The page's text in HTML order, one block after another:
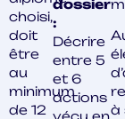
choisi,
doit
être
au
minimum
de 12
dossier
:
Décrire
entre 5
et 6
actions
vécu enà